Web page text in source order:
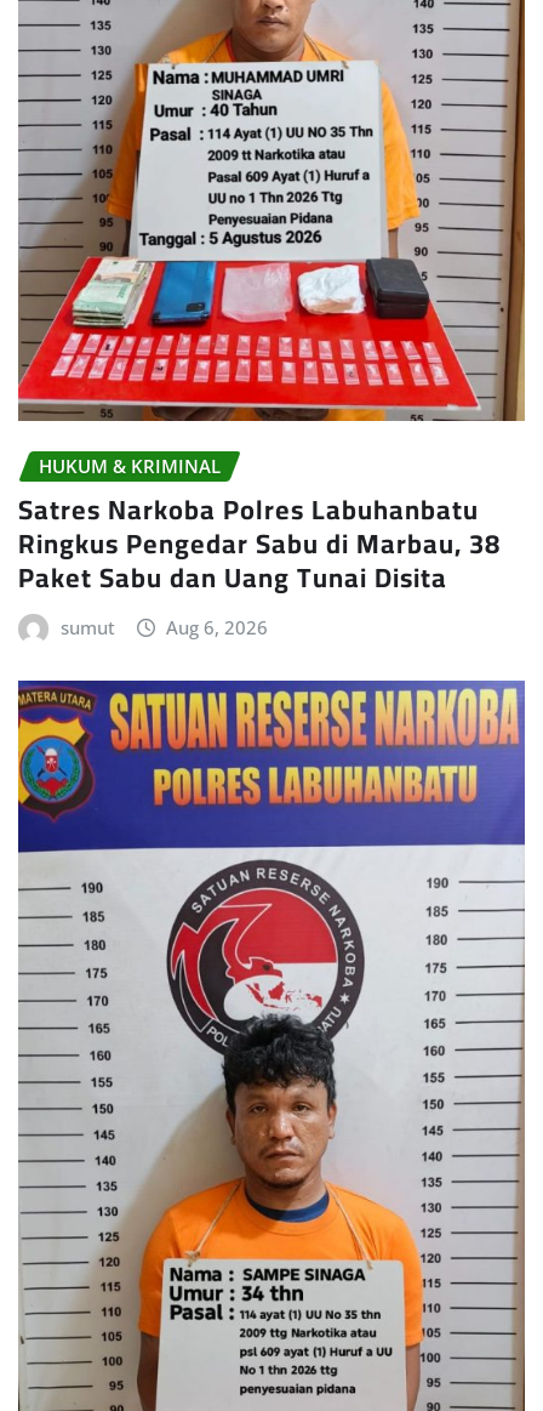
HUKUM & KRIMINAL
Satres Narkoba Polres Labuhanbatu
Ringkus Pengedar Sabu di Marbau, 38
Paket Sabu dan Uang Tunai Disita
sumut Aug 6, 2026